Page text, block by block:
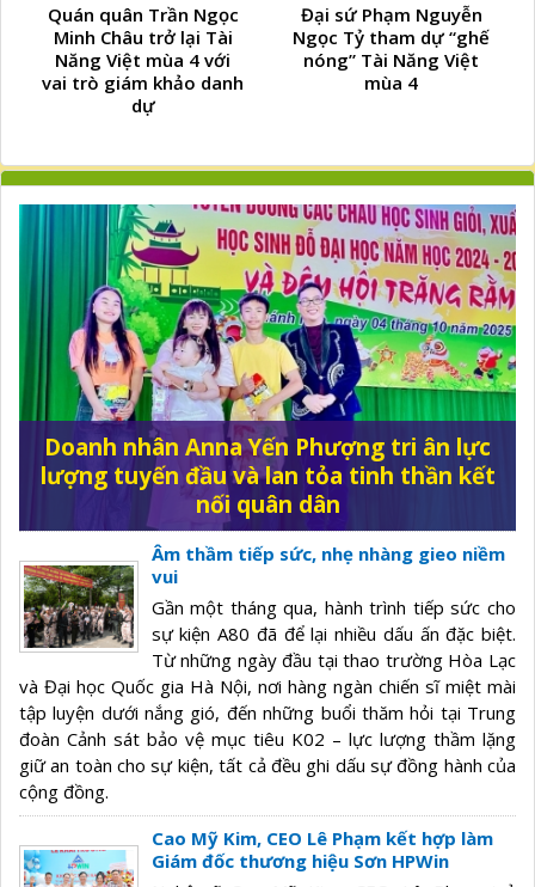
Quán quân Trần Ngọc
Minh Châu trở lại Tài
Năng Việt mùa 4 với
vai trò giám khảo danh
dự
Đại sứ Phạm Nguyễn
Ngọc Tỷ tham dự “ghế
nóng” Tài Năng Việt
mùa 4
Doanh nhân Anna Yến Phượng tri ân lực
lượng tuyến đầu và lan tỏa tinh thần kết
nối quân dân
Âm thầm tiếp sức, nhẹ nhàng gieo niềm
vui
Gần một tháng qua, hành trình tiếp sức cho
sự kiện A80 đã để lại nhiều dấu ấn đặc biệt.
Từ những ngày đầu tại thao trường Hòa Lạc
và Đại học Quốc gia Hà Nội, nơi hàng ngàn chiến sĩ miệt mài
tập luyện dưới nắng gió, đến những buổi thăm hỏi tại Trung
đoàn Cảnh sát bảo vệ mục tiêu K02 – lực lượng thầm lặng
giữ an toàn cho sự kiện, tất cả đều ghi dấu sự đồng hành của
cộng đồng.
Cao Mỹ Kim, CEO Lê Phạm kết hợp làm
Giám đốc thương hiệu Sơn HPWin